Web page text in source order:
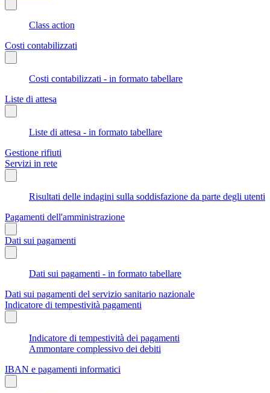
Class action
Costi contabilizzati
Costi contabilizzati - in formato tabellare
Liste di attesa
Liste di attesa - in formato tabellare
Gestione rifiuti
Servizi in rete
Risultati delle indagini sulla soddisfazione da parte degli utenti
Pagamenti dell'amministrazione
Dati sui pagamenti
Dati sui pagamenti - in formato tabellare
Dati sui pagamenti del servizio sanitario nazionale
Indicatore di tempestività pagamenti
Indicatore di tempestività dei pagamenti
Ammontare complessivo dei debiti
IBAN e pagamenti informatici